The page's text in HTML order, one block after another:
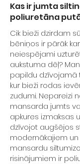
Kas ir jumta
poliuretāna
Cik bieži dzirdam
bēniņos ir pārāk
neiespējami
aukstuma dēļ?
papildu dzīvojamā
kur bieži rodas
zudumi. Nepareizi
mansarda jumts
apkures izmaksas
dzīvojot augšējos
modernākajiem
mansardu
risinājumiem ir